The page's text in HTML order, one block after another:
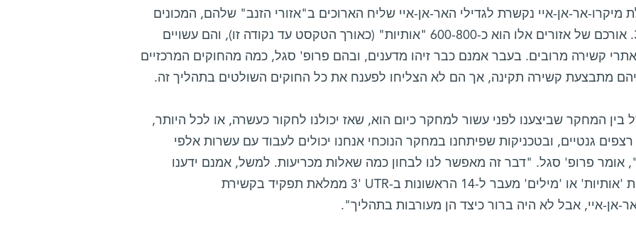
מיקרו-אר-אן-איי נקשרת לגדילי האר-אן-איי שליח הארוכים ב"אזורי הזנב" שלהם, המכונים
UTR‏ '3. אורכם של אזורים אלו הוא כ-600-800 "אותיות" (כאורך הטקסט עד נקודה זו), והם עשויים
קשירה מרובים. בעבר אמנם כבר זיהו מדענים, ובהם פרופ' סגל, כמה מהחוקים המרכזיים
מתבצעת קשירה תקינה, אך הם לא הצליחו לפענח את כל החוקים השולטים בתהליך זה.
בין המחקר שביצענו לפני עשור למחקר כיום הוא, שאז יכולנו לחקור כעשרה, או לכל היותר,
גנטיים, ובטכניקות שפיתחנו במחקר הנוכחי אנחנו יכולים לעבוד עם עשרות אלפי
אומר פרופ' סגל. "דבר זה מאפשר לנו לבחון כמה שאלות מכריעות. למשל, אמנם ידענו
שהוספת 'אותיות' או 'מילים' מעבר ל-14 הראשונות ב-UTR‏ '3 ממלאת תפקיד בקשירת
אן-איי, אבל לא היה ברור כיצד הן מעורבות בתהליך".